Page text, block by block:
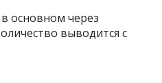
основном через
выводится с